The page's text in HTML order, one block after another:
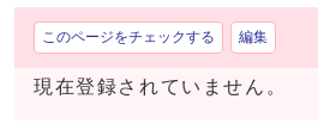
このページをチェックする 編集
現在登録されていません。